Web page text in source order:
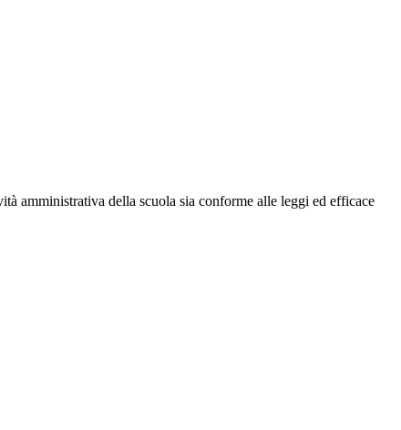
amministrativa della scuola sia conforme alle leggi ed efficace